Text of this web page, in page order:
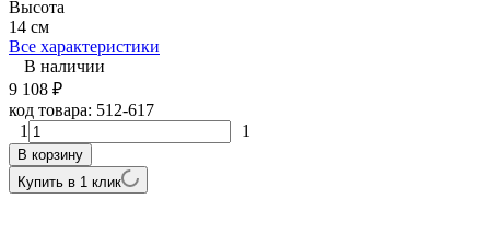
Высота
14 см
Все характеристики
В наличии
9 108 ₽
код товара: 512-617
1
1
В корзину
Купить в 1 клик